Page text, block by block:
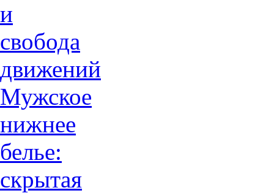
и
свобода
движений
Мужское
нижнее
белье:
скрытая